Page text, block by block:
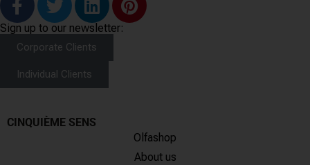
Sign up to our newsletter:
Corporate Clients
Individual Clients
CINQUIÈME SENS
Olfashop
About us